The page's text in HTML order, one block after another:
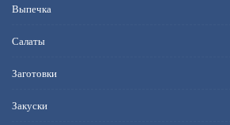
Выпечка
Салаты
Заготовки
Закуски